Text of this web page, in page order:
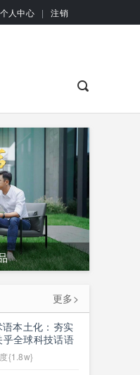
个人中心 | 注销
更多>
本土化：夯实
全球科技话语
{1.8w}